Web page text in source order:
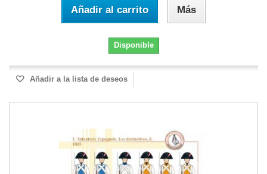
Añadir al carrito Más
Disponible
Añadir a la lista de deseos